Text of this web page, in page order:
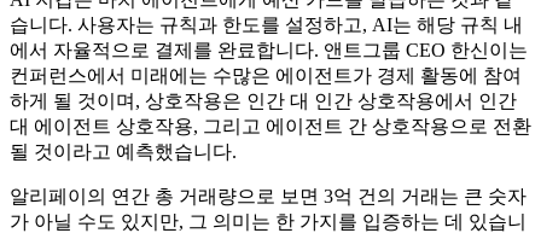
습니다. 사용자는 규칙과 한도를 설정하고, AI는 해당 규칙 내
에서 자율적으로 결제를 완료합니다. 앤트그룹 CEO 한신이는
컨퍼런스에서 미래에는 수많은 에이전트가 경제 활동에 참여
하게 될 것이며, 상호작용은 인간 대 인간 상호작용에서 인간
대 에이전트 상호작용, 그리고 에이전트 간 상호작용으로 전환
될 것이라고 예측했습니다.
알리페이의 연간 총 거래량으로 보면 3억 건의 거래는 큰 숫자
가 아닐 수도 있지만, 그 의미는 한 가지를 입증하는 데 있습니